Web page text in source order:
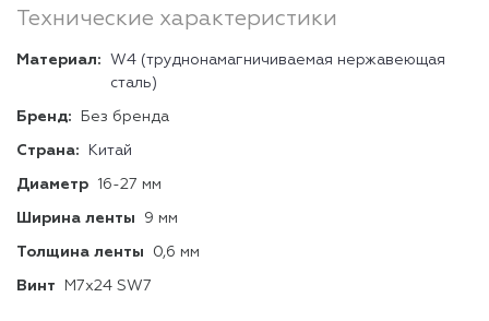
Технические характеристики
Материал:
W4 (труднонамагничиваемая нержавеющая
сталь)
Бренд: Без бренда
Страна: Китай
Диаметр 16-27 мм
Ширина ленты 9 мм
Толщина ленты 0,6 мм
Винт М7х24 SW7